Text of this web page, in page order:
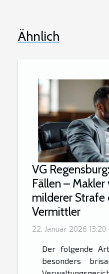
Ähnlich
VG
Fällen –
milderer Strafe
Vermittler
22. Januar 2026 13:20
Der folgende
besonders